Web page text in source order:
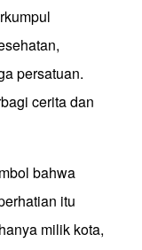
persatuan.
cerita dan
bahwa
itu
milik kota,